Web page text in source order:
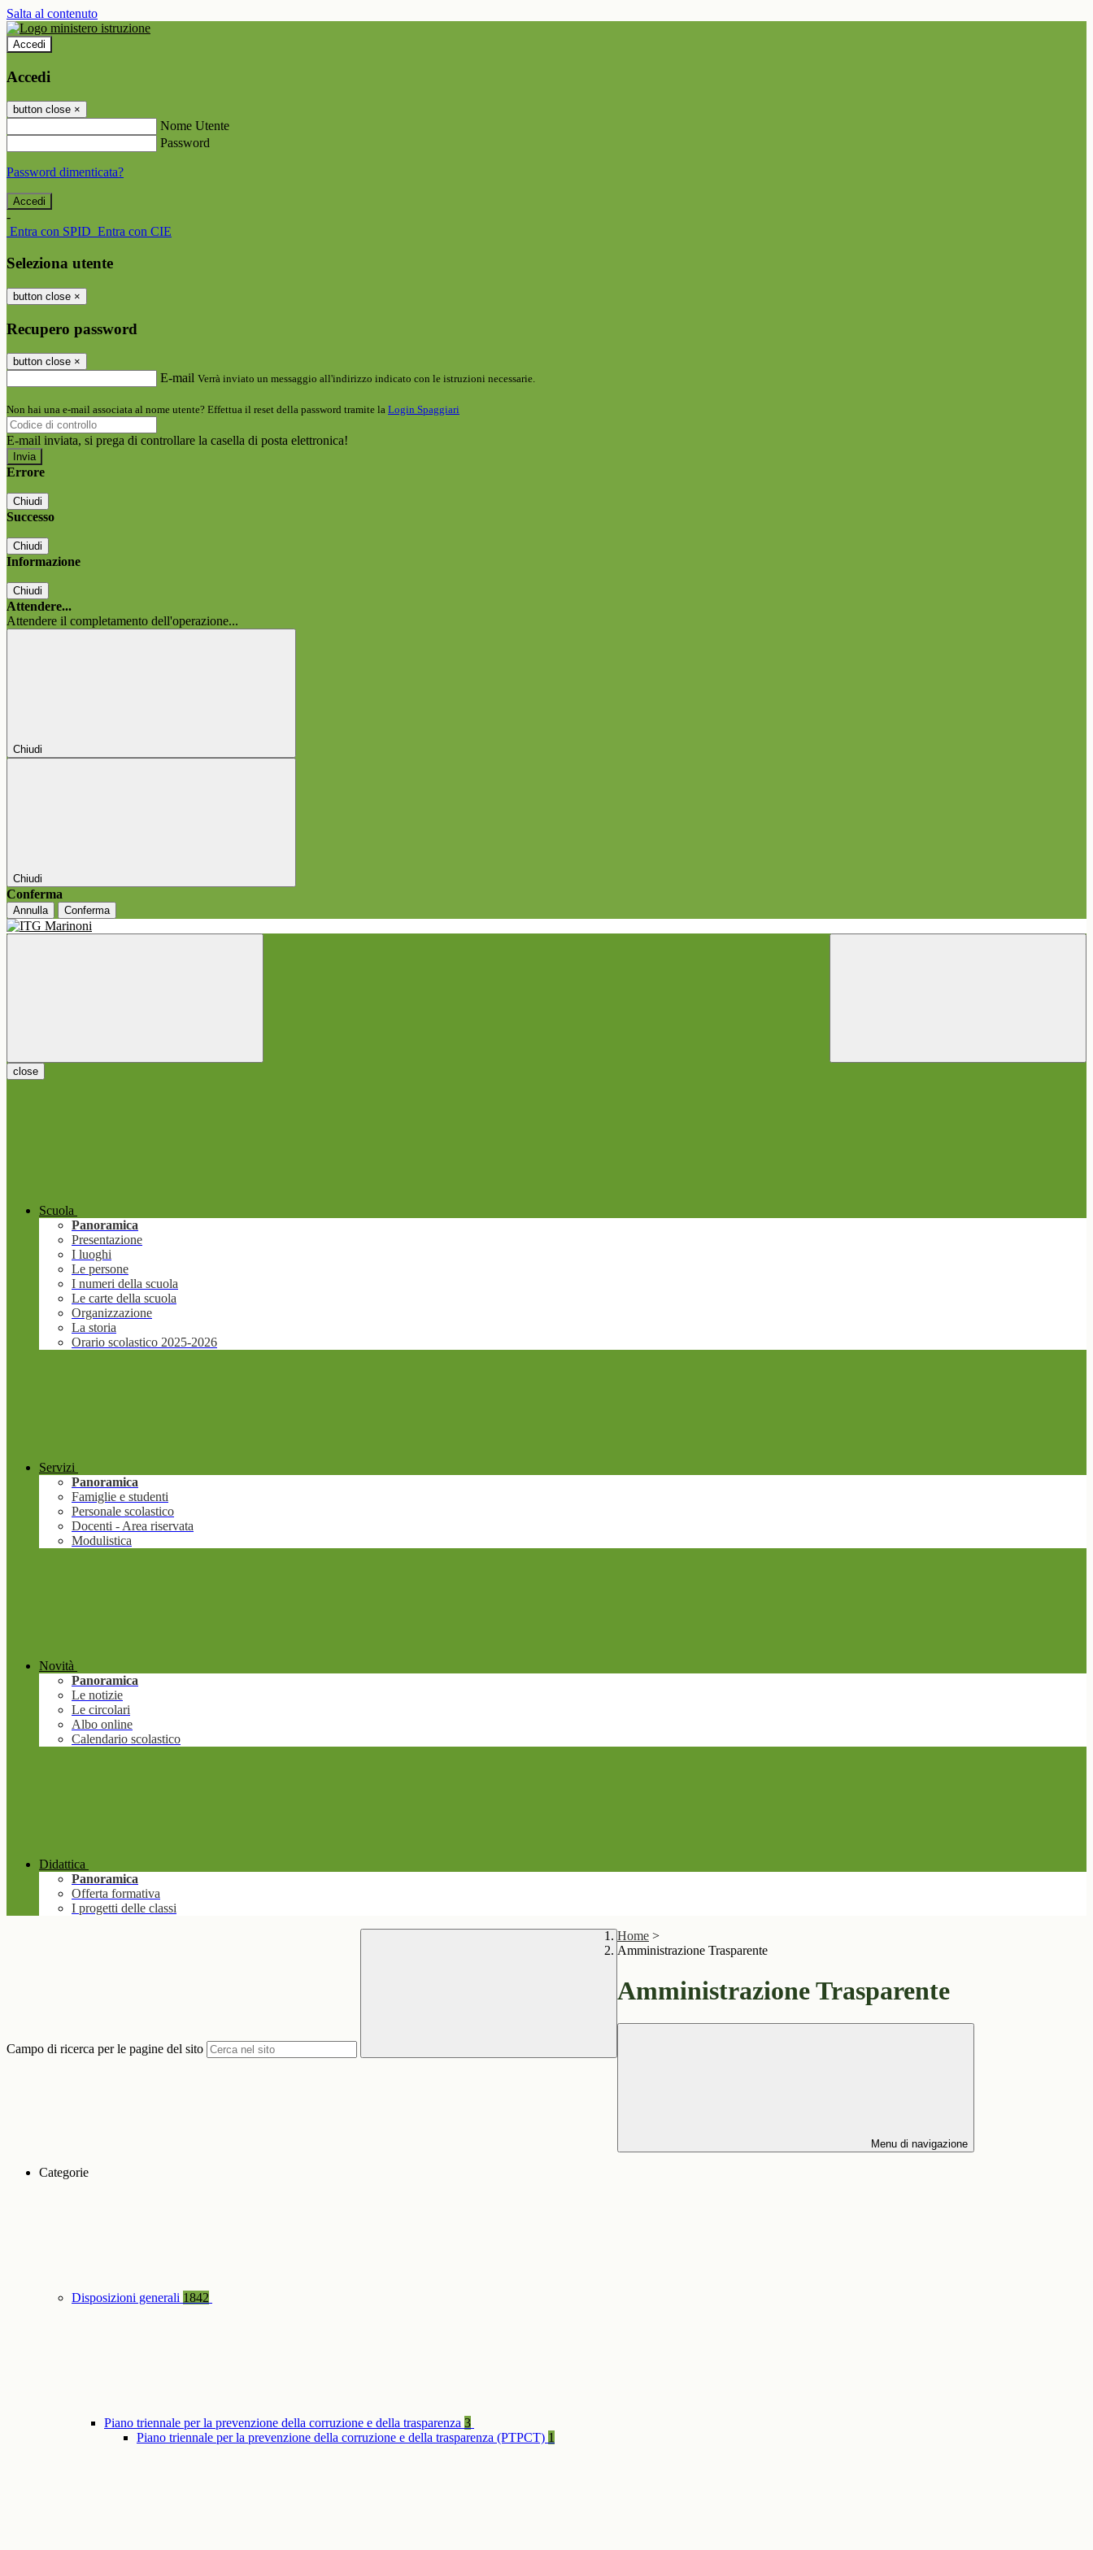
Salta al contenuto
Accedi
Accedi
button close ×
Nome Utente
Password
Password dimenticata?
-
Entra con SPID Entra con CIE
Seleziona utente
button close ×
Recupero password
button close ×
E-mail Verrà inviato un messaggio all'indirizzo indicato con le istruzioni necessarie.
Non hai una e-mail associata al nome utente? Effettua il reset della password tramite la Login Spaggiari
E-mail inviata, si prega di controllare la casella di posta elettronica!
Errore
Chiudi
Successo
Chiudi
Informazione
Chiudi
Attendere...
Attendere il completamento dell'operazione...
Chiudi
Chiudi
Conferma
Annulla Conferma
close
Scuola
Panoramica
Presentazione
I luoghi
Le persone
I numeri della scuola
Le carte della scuola
Organizzazione
La storia
Orario scolastico 2025-2026
Servizi
Panoramica
Famiglie e studenti
Personale scolastico
Docenti - Area riservata
Modulistica
Novità
Panoramica
Le notizie
Le circolari
Albo online
Calendario scolastico
Didattica
Panoramica
Offerta formativa
I progetti delle classi
Campo di ricerca per le pagine del sito
Home >
Amministrazione Trasparente
Amministrazione Trasparente
Menu di navigazione
Categorie
Disposizioni generali 1842
Piano triennale per la prevenzione della corruzione e della trasparenza 3
Piano triennale per la prevenzione della corruzione e della trasparenza (PTPCT) 1